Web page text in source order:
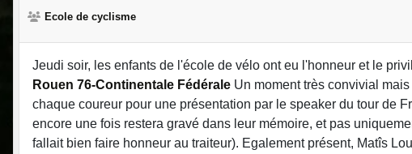
Ecole de cyclisme
Jeudi soir, les enfants de l'école de vélo ont eu l'honneur et le
Rouen 76-Continentale Fédérale Un moment très convivial
chaque coureur pour une présentation par le speaker du tour de
encore une fois restera gravé dans leur mémoire, et pas
fallait bien faire honneur au traiteur). Egalement présent, Matîs